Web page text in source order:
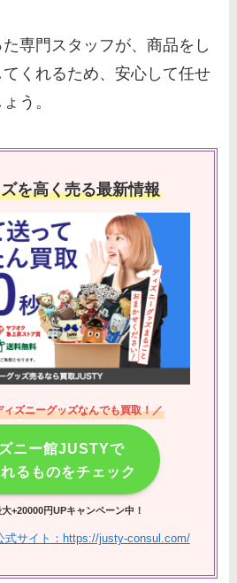
専門スタッフが、商品をし
くれるため、安心して任せ
う。
を高く売る最新情報
ズニーグッズなんでも買取！／
ニー館JUSTYで
るものをチェック
+20000円UPキャンペーン中！
式サイト：https://justy-consul.com/